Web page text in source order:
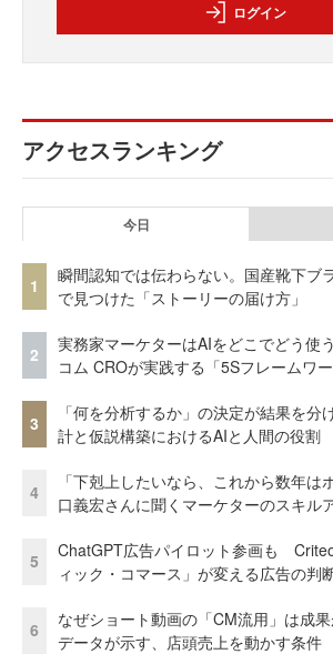
ログイン
アクセスランキング
今日
1
瞬間認知では伝わらない。国産靴下ブ
で見つけた「ストーリーの届け方」
2
実務家マーケターはAIをどこでどう使
コム CROが実践する「5Sフレームワー
3
「何を分析するか」の決定が結果を分
計と仮説構築におけるAIと人間の役割
4
「下剋上したいなら、これから数年は
口義宏さんに聞くマーケターのスキル
5
ChatGPT広告パイロット参画も
ィック・コマース」が変える広告の判
6
なぜショート動画の「CM流用」は成
データが示す、店頭売上を動かす条件